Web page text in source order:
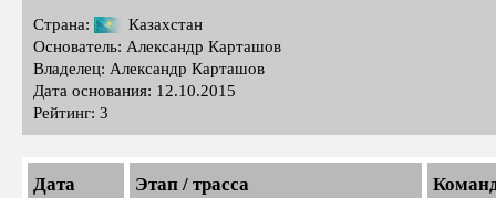
Страна:
Казахстан
Основатель: Александр Карташов
Владелец: Александр Карташов
Дата основания: 12.10.2015
Рейтинг: 3
Дата Этап / трасса